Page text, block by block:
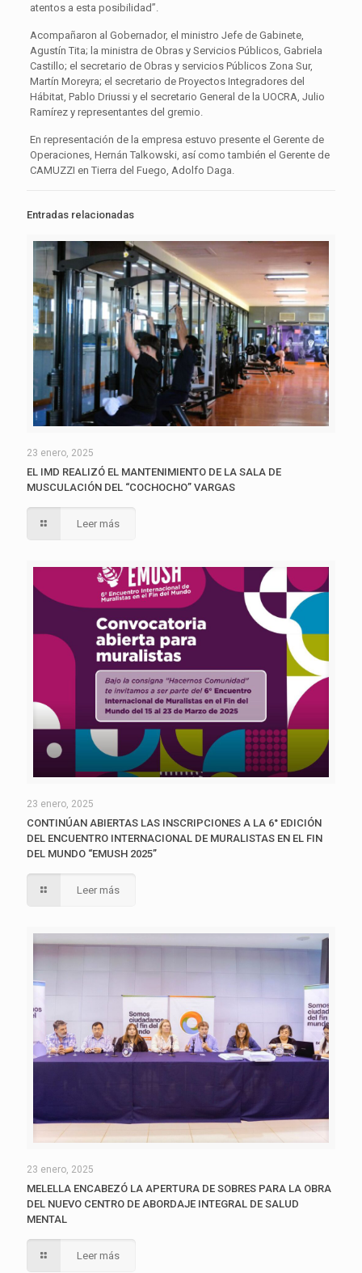
atentos a esta posibilidad”.
Acompañaron al Gobernador, el ministro Jefe de Gabinete,
Agustín Tita; la ministra de Obras y Servicios Públicos, Gabriela
Castillo; el secretario de Obras y servicios Públicos Zona Sur,
Martín Moreyra; el secretario de Proyectos Integradores del
Hábitat, Pablo Driussi y el secretario General de la UOCRA, Julio
Ramírez y representantes del gremio.
En representación de la empresa estuvo presente el Gerente de
Operaciones, Hernán Talkowski, así como también el Gerente de
CAMUZZI en Tierra del Fuego, Adolfo Daga.
Entradas relacionadas
23 enero, 2025
EL IMD REALIZÓ EL MANTENIMIENTO DE LA SALA DE
MUSCULACIÓN DEL “COCHOCHO” VARGAS
Leer más
23 enero, 2025
CONTINÚAN ABIERTAS LAS INSCRIPCIONES A LA 6° EDICIÓN
DEL ENCUENTRO INTERNACIONAL DE MURALISTAS EN EL FIN
DEL MUNDO “EMUSH 2025”
Leer más
23 enero, 2025
MELELLA ENCABEZÓ LA APERTURA DE SOBRES PARA LA OBRA
DEL NUEVO CENTRO DE ABORDAJE INTEGRAL DE SALUD
MENTAL
Leer más